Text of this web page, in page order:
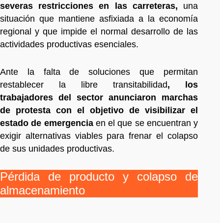
severas restricciones en las carreteras, una
situación que mantiene asfixiada a la economía
regional y que impide el normal desarrollo de las
actividades productivas esenciales.
Ante la falta de soluciones que permitan
restablecer la libre transitabilidad, los
trabajadores del sector anunciaron marchas
de protesta con el objetivo de visibilizar el
estado de emergencia en el que se encuentran y
exigir alternativas viables para frenar el colapso
de sus unidades productivas.
Pérdida de producto y colapso de
almacenamiento